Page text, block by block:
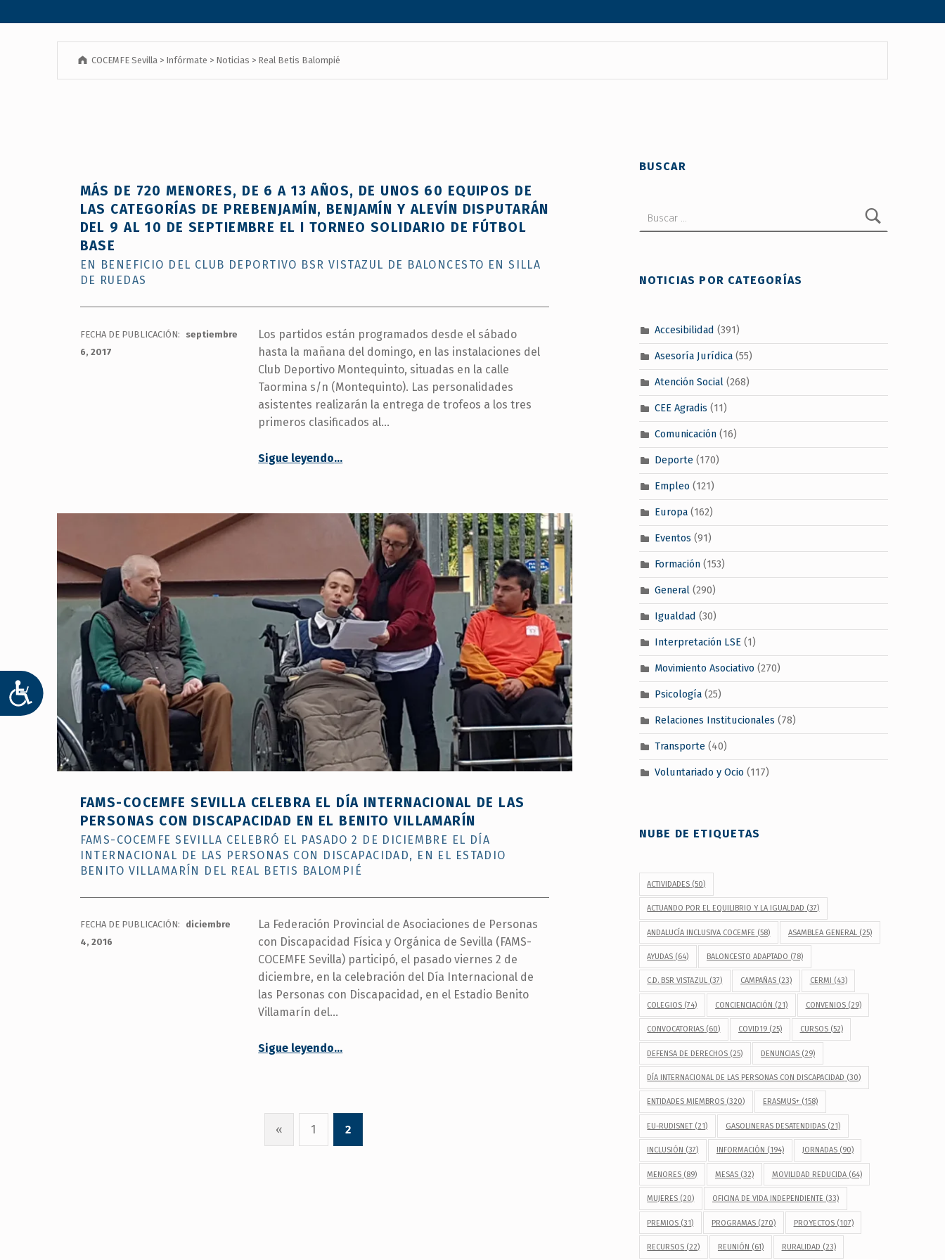
personas
ACCESIBILIDAD
COCEMFE Sevilla > Infórmate > Noticias > Real Betis Balompié
MÁS DE 720 MENORES, DE 6 A 13 AÑOS, DE UNOS 60 EQUIPOS DE
LAS CATEGORÍAS DE PREBENJAMÍN, BENJAMÍN Y ALEVÍN DISPUTARÁN
DEL 9 AL 10 DE SEPTIEMBRE EL I TORNEO SOLIDARIO DE FÚTBOL
BASE
EN BENEFICIO DEL CLUB DEPORTIVO BSR VISTAZUL DE BALONCESTO EN SILLA
DE RUEDAS
FECHA DE PUBLICACIÓN:
septiembre
6, 2017
Los partidos están programados desde el sábado
hasta la mañana del domingo, en las instalaciones del
Club Deportivo Montequinto, situadas en la calle
Taormina s/n (Montequinto). Las personalidades
asistentes realizarán la entrega de trofeos a los tres
primeros clasificados al…
Sigue leyendo
del
Club
Deportivo
Vistazul
de
baloncesto
en
silla
de
ruedas
”
…
FAMS-COCEMFE SEVILLA CELEBRA EL DÍA INTERNACIONAL DE LAS
PERSONAS CON DISCAPACIDAD EN EL BENITO VILLAMARÍN
FAMS-COCEMFE SEVILLA CELEBRÓ EL PASADO 2 DE DICIEMBRE EL DÍA
INTERNACIONAL DE LAS PERSONAS CON DISCAPACIDAD, EN EL ESTADIO
BENITO VILLAMARÍN DEL REAL BETIS BALOMPIÉ
FECHA DE PUBLICACIÓN:
diciembre
4, 2016
La Federación Provincial de Asociaciones de Personas
con Discapacidad Física y Orgánica de Sevilla (FAMS-
COCEMFE Sevilla) participó, el pasado viernes 2 de
diciembre, en la celebración del Día Internacional de
las Personas con Discapacidad, en el Estadio Benito
Villamarín del…
Sigue leyendoFAMS-COCEMFE Sevilla celebra el Día Internacional de las Personas con Discapacidad en el Benito Villamarín
pasado
…
« 1 2
BUSCAR
NOTICIAS POR CATEGORÍAS
Accesibilidad (391)
Asesoría Jurídica(55)
Atención Social(268)
CEE Agradis (11)
Comunicación(16)
Deporte(170)
Empleo (121)
Europa(162)
Eventos (91)
Formación(153)
General(290)
Igualdad (30)
Interpretación LSE(1)
Movimiento Asociativo (270)
Psicología(25)
Relaciones Institucionales (78)
Transporte(40)
Voluntariado y Ocio (117)
NUBE DE ETIQUETAS
ACTIVIDADES (50)
ACTUANDO POR EL EQUILIBRIO Y LA IGUALDAD (37)
ANDALUCÍA INCLUSIVA COCEMFE (58) ASAMBLEA GENERAL(25)
AYUDAS (64) BALONCESTO ADAPTADO (78)
C.D. BSR VISTAZUL (37) CAMPAÑAS(23) CERMI (43)
COLEGIOS (74) CONCIENCIACIÓN (21) CONVENIOS(29)
CONVOCATORIAS (60) COVID19(25) CURSOS(52)
DEFENSA DE DERECHOS (25) DENUNCIAS(29)
DÍA INTERNACIONAL DE LAS PERSONAS CON DISCAPACIDAD (30)
ENTIDADES MIEMBROS (320) ERASMUS+(158)
EU-RUDISNET (21) GASOLINERAS DESATENDIDAS(21)
INCLUSIÓN (37) INFORMACIÓN (194) JORNADAS(90)
MENORES (89) MESAS(32) MOVILIDAD REDUCIDA(64)
MUJERES (20) OFICINA DE VIDA INDEPENDIENTE (33)
PREMIOS (31) PROGRAMAS(270) PROYECTOS(107)
RECURSOS (22) REUNIÓN (61) RURALIDAD (23)